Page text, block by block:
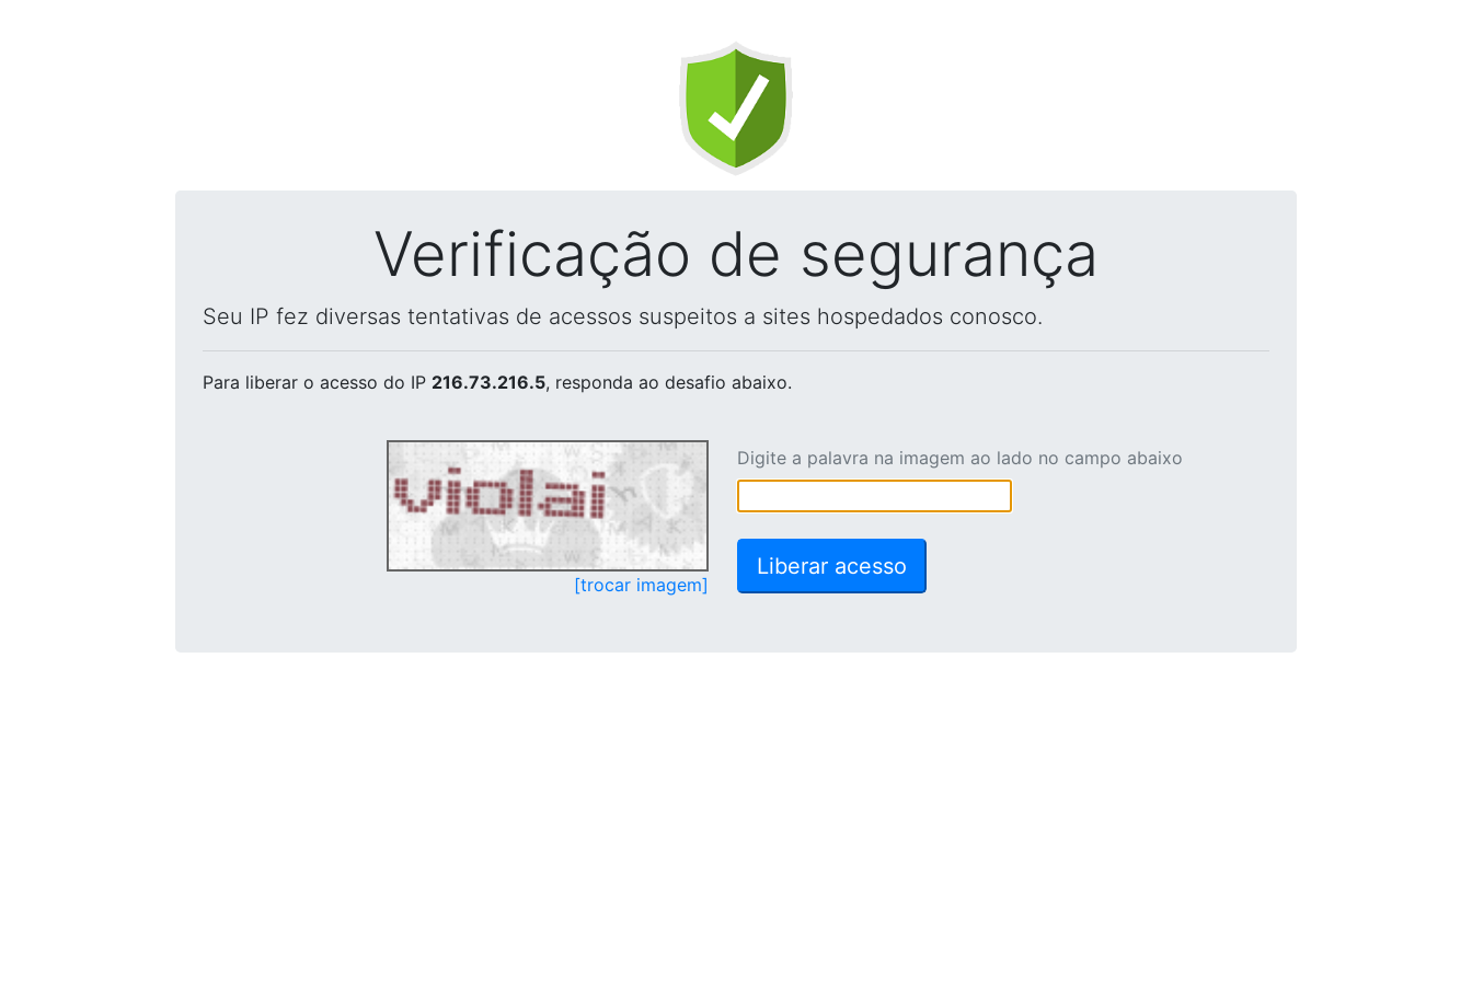
Verificação de segurança
Seu IP fez diversas tentativas de acessos suspeitos a sites hospedados conosco.
Para liberar o acesso do IP 216.73.216.5, responda ao desafio abaixo.
[trocar imagem]
Digite a palavra na imagem ao lado no campo abaixo